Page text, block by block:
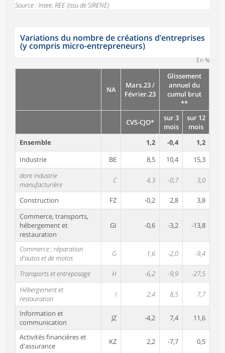
Source : Insee, REE (issu de SIRENE)
Variations du nombre de créations d’entreprises
(y compris micro-entrepreneurs)
En %
NA
Mars.23 /
Février.23
Glissement
annuel du
cumul brut
**
CVS-CJO*
sur 3
mois
sur 12
mois
Ensemble
1,2 -0,4
1,2
Industrie
BE 8,5 10,4
15,3
dont industrie
manufacturière
C 4,3 -0,7 3,0
Construction FZ -0,2 2,8
3,8
Commerce, transports,
hébergement et
restauration
GI -0,6 -3,2 -13,8
Commerce ; réparation
d'autos et de motos
G 1,6 -2,0 -9,4
Transports et entreposage H -6,2 -9,9
-27,5
Hébergement et
restauration
I 2,4 8,5 7,7
Information et
communication
JZ -4,2 7,4 11,6
Activités financières et
d'assurance
KZ 2,2 -7,7 0,5